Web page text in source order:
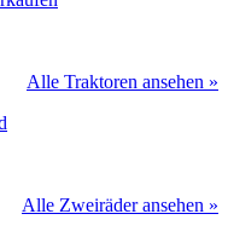
Alle Traktoren ansehen »
Alle Zweiräder ansehen »